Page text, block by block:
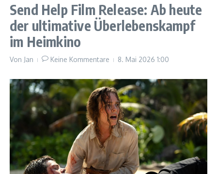
Send Help Film Release: Ab heute
der ultimative Überlebenskampf
im Heimkino
Von Jan Keine Kommentare 8. Mai 2026 1:00